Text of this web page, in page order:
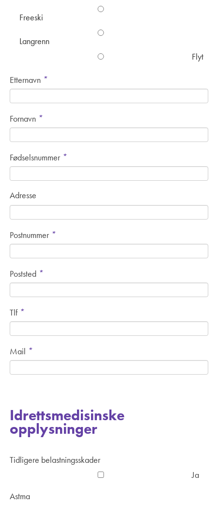
Freeski
Langrenn
Flyt
Etternavn *
Fornavn *
Fødselsnummer *
Adresse
Postnummer *
Poststed *
Tlf *
Mail *
Idrettsmedisinske
opplysninger
Tidligere belastningsskader
Ja
Astma